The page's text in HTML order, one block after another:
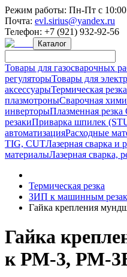
Режим работы: Пн-Пт с
Почта: evl.sirius@yandex.ru
Телефон: +7 (921) 932-92-56
Каталог
Товары для газосварочных
регуляторыТовары для
аксессуарыТермическая резка
плазмотроныСварочная
инверторыПлазменная резка
резакиПриварка шпилек
автоматизацияРасходные
TIG, CUTЛазерная сварка и
материалыЛазерная сварка,
Термическая резка
ЗИП к машинным
Гайка крепления
Гайка
к РМ-3, РМ-